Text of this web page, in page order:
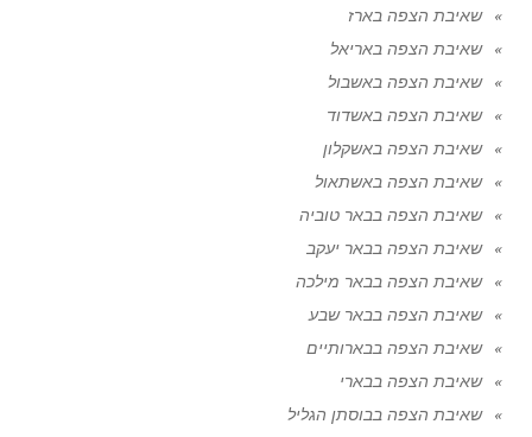
שאיבת הצפה בארז
שאיבת הצפה באריאל
שאיבת הצפה באשבול
שאיבת הצפה באשדוד
שאיבת הצפה באשקלון
שאיבת הצפה באשתאול
שאיבת הצפה בבאר טוביה
שאיבת הצפה בבאר יעקב
שאיבת הצפה בבאר מילכה
שאיבת הצפה בבאר שבע
שאיבת הצפה בבארותיים
שאיבת הצפה בבארי
שאיבת הצפה בבוסתן הגליל